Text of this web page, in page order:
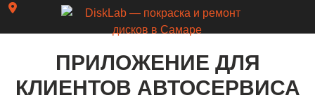
ПРИЛОЖЕНИЕ ДЛЯ
КЛИЕНТОВ АВТОСЕРВИСА